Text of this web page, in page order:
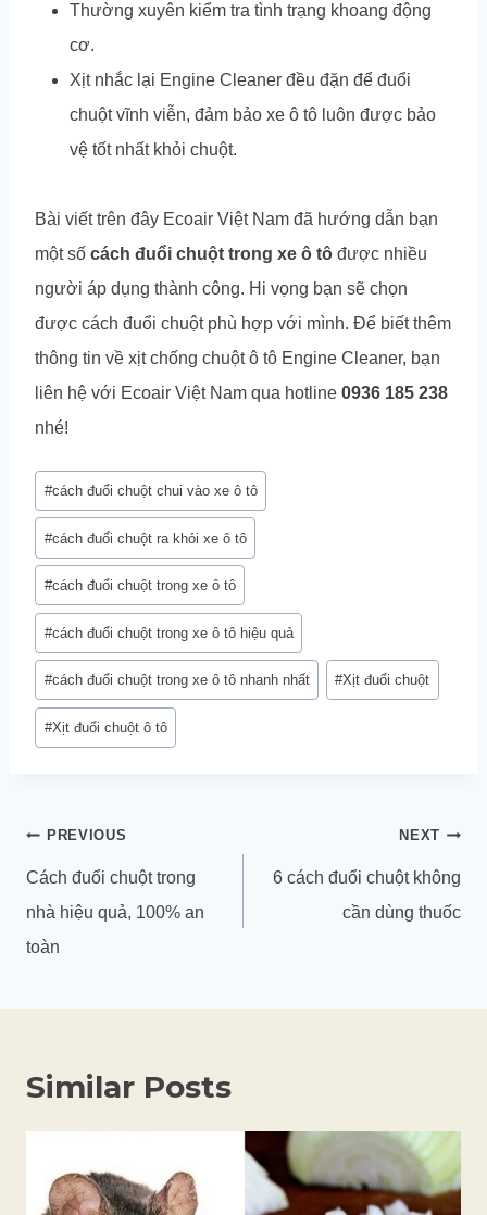
Thường xuyên kiểm tra tình trạng khoang động
cơ.
Xịt nhắc lại Engine Cleaner đều đặn để đuổi
chuột vĩnh viễn, đảm bảo xe ô tô luôn được bảo
vệ tốt nhất khỏi chuột.
Bài viết trên đây Ecoair Việt Nam đã hướng dẫn bạn
một số cách đuổi chuột trong xe ô tô được nhiều
người áp dụng thành công. Hi vọng bạn sẽ chọn
được cách đuổi chuột phù hợp với mình. Để biết thêm
thông tin về xịt chống chuột ô tô Engine Cleaner, bạn
liên hệ với Ecoair Việt Nam qua hotline 0936 185 238
nhé!
Post
Tags:
#cách đuổi chuột chui vào xe ô tô
#cách đuổi chuột ra khỏi xe ô tô
#cách đuổi chuột trong xe ô tô
#cách đuổi chuột trong xe ô tô hiệu quả
#cách đuổi chuột trong xe ô tô nhanh nhất #Xịt đuổi chuột
#Xịt đuổi chuột ô tô
Điều
hướng
bài
viết
PREVIOUS
Cách đuổi chuột trong
nhà hiệu quả, 100% an
toàn
NEXT
6 cách đuổi chuột không
cần dùng thuốc
Similar Posts